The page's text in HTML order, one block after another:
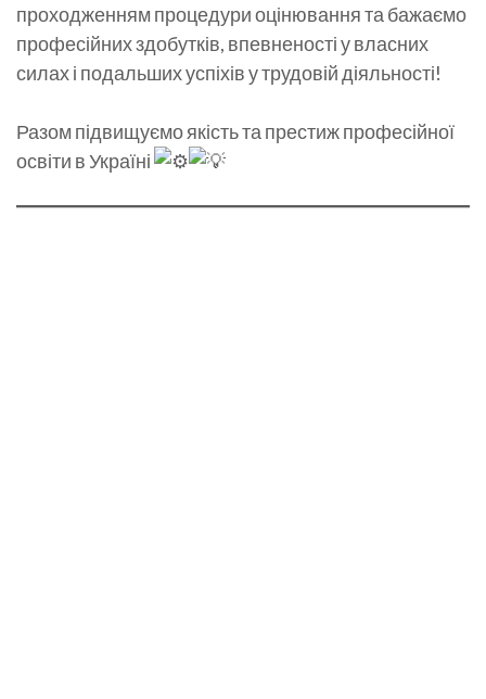
проходженням процедури оцінювання та бажаємо
професійних здобутків, впевненості у власних
силах і подальших успіхів у трудовій діяльності!
Разом підвищуємо якість та престиж професійної
освіти в Україні